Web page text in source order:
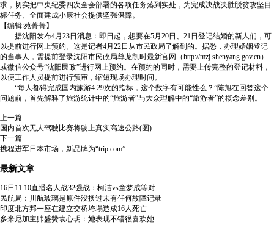
求，切实把中央纪委四次全会部署的各项任务落到实处，为完成决战决胜脱贫攻坚目
标任务、全面建成小康社会提供坚强保障。
【编辑:苑菁菁】
据沈阳发布4月23日消息：即日起，想要在5月20日、21日登记结婚的新人们，可
以提前进行网上预约。这是记者4月22日从市民政局了解到的。据悉，办理婚姻登记
的当事人，需提前登录沈阳市民政局尊龙凯时最新官网（http://mzj.shenyang.gov.cn）
或微信公众号“沈阳民政”进行网上预约。在预约的同时，需要上传完整的登记材料，
以便工作人员提前进行预审，缩短现场办理时间。
“每人都得完成国内旅游4.29次的指标，这个数字有可能性么？”陈旭在回答这个
问题前，首先解释了旅游统计中的“旅游者”与大众理解中的“旅游者”的概念差别。
上一篇
国内首次无人驾驶比赛将驶上真实高速公路(图)
下一篇
携程进军日本市场，新品牌为“trip.com”
最新文章
16日11:10直播名人战32强战：柯洁vs童梦成等对…
民航局：川航玻璃是原件没换过未有任何故障记录
印度北方邦一座在建立交桥垮塌造成16人死亡
多米尼加主帅盛赞袁心玥：她表现不错很喜欢她